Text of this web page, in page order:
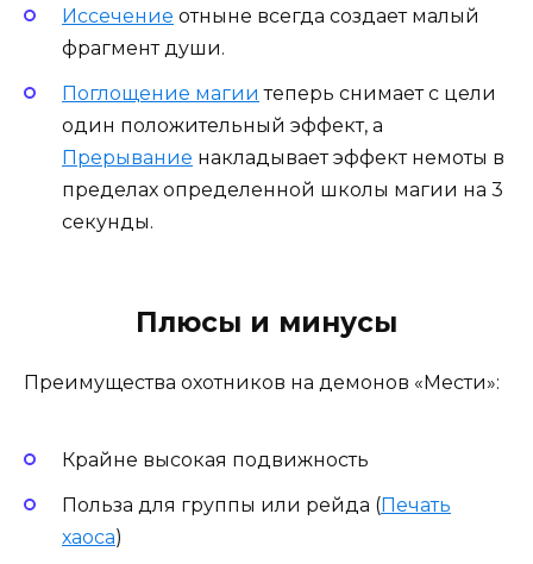
Иссечение отныне всегда создает малый
фрагмент души.
Поглощение магии теперь снимает с цели
один положительный эффект, а
Прерывание накладывает эффект немоты в
пределах определенной школы магии на 3
секунды.
Плюсы и минусы
Преимущества охотников на демонов «Мести»:
Крайне высокая подвижность
Польза для группы или рейда (Печать
хаоса)